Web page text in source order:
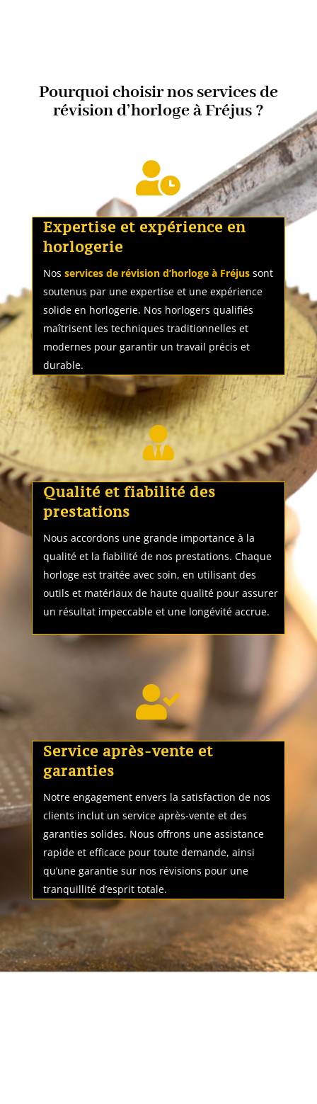
Pourquoi choisir nos services de
révision d’horloge à Fréjus ?

Expertise et expérience en
horlogerie
Nos services de révision d’horloge à Fréjus sont
soutenus par une expertise et une expérience
solide en horlogerie. Nos horlogers qualifiés
maîtrisent les techniques traditionnelles et
modernes pour garantir un travail précis et
durable.

Qualité et fiabilité des
prestations
Nous accordons une grande importance à la
qualité et la fiabilité de nos prestations. Chaque
horloge est traitée avec soin, en utilisant des
outils et matériaux de haute qualité pour assurer
un résultat impeccable et une longévité accrue.

Service après-vente et
garanties
Notre engagement envers la satisfaction de nos
clients inclut un service après-vente et des
garanties solides. Nous offrons une assistance
rapide et efficace pour toute demande, ainsi
qu’une garantie sur nos révisions pour une
tranquillité d’esprit totale.